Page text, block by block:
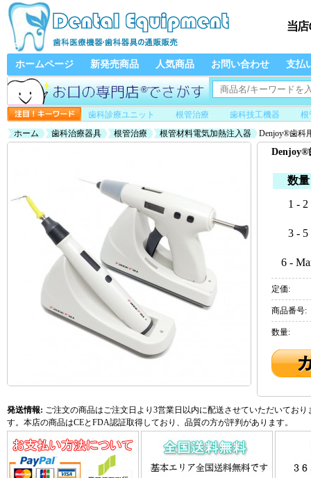
ホームページ 新発売商品 人気商品 お問い合わせ 支払
歯科診療ユニット 根管治療 歯科技工機器
根
ホーム
歯科治療器具 根管治療 根管材料電気加熱注入器 Denjoy®歯科
Denjoy®
数量
1 - 2
3 - 5
6 -
定価:
商品番号:
数量:
発送情報: ご注文の商品はご注文日より3営業日以内に配送させていただいてお
す。本店の商品はCEとFDA認証取得しており、品質の方が評判があります。